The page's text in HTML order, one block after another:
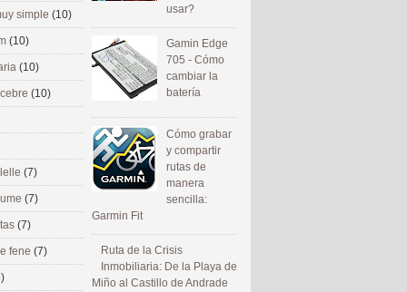
usar?
Gamin Edge
705 - Cómo
cambiar la
batería
Cómo grabar
y compartir
rutas de
manera
sencilla:
Garmin Fit
Ruta de la Crisis
Inmobiliaria: De la Playa de
Miño al Castillo de Andrade
simple (10)
(10)
(10)
(10)
(7)
(7)
(7)
fene (7)